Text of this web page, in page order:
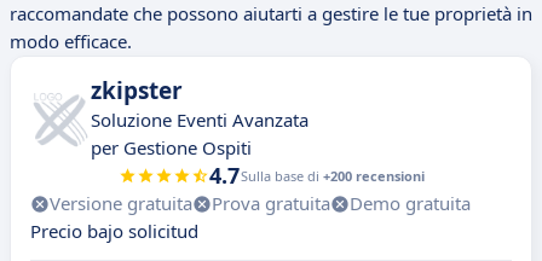
raccomandate che possono aiutarti a gestire le tue proprietà in
modo efficace.
zkipster
Soluzione Eventi Avanzata
per Gestione Ospiti
4.7Sulla base di +200 recensioni
Versione gratuita Prova gratuita
Demo gratuita
Precio bajo solicitud